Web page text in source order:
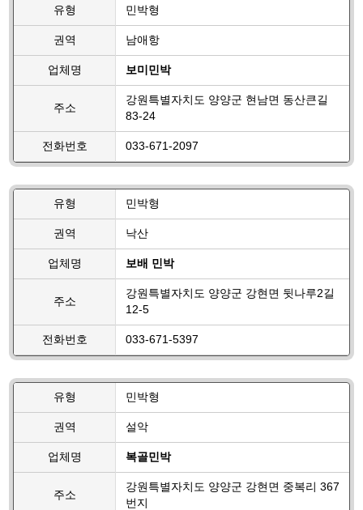
유형 민박형
권역 남애항
업체명 보미민박
주소
강원특별자치도 양양군 현남면 동산큰길
83-24
전화번호 033-671-2097
유형 민박형
권역 낙산
업체명 보배 민박
주소
강원특별자치도 양양군 강현면 뒷나루2길
12-5
전화번호 033-671-5397
유형 민박형
권역 설악
업체명 복골민박
주소
강원특별자치도 양양군 강현면 중복리 367
번지